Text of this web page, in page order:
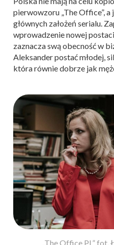
pierwowzoru „The Office”,
głównych założeń serialu.
wprowadzenie nowej
zaznacza swą obecność w
Aleksander postać młodej,
która równie dobrze jak
„The Office PL”